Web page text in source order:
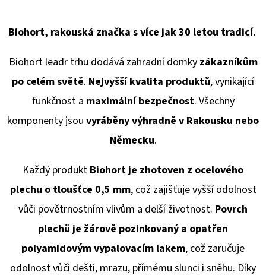
Biohort, rakouská značka s více jak 30 letou tradicí.
Biohort leadr trhu dodává zahradní domky zákazníkům
po celém světě. Nejvyšší kvalita produktů, vynikající
funkčnost a maximální bezpečnost. Všechny
komponenty jsou vyráběny výhradně v Rakousku nebo
Německu.
Každý produkt Biohort je zhotoven z ocelového
plechu o tloušťce 0,5 mm, což zajišťuje vyšší odolnost
vůči povětrnostním vlivům a delší životnost. Povrch
plechů je žárově pozinkovaný a opatřen
polyamidovým vypalovacím lakem, což zaručuje
odolnost vůči dešti, mrazu, přímému slunci i sněhu. Díky